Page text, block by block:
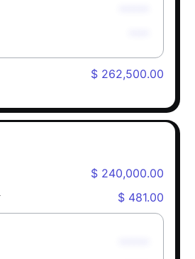
$ 262,500.00
$ 240,000.00
$ 481.00